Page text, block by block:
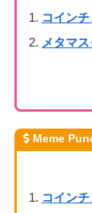
コイン
メタマス
Meme
コイン